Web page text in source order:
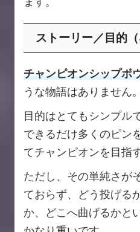
ストーリー／目的（
チャンピオンシップボ
うな物語はありません。
目的はとてもシンプル
できるだけ多くのピン
てチャンピオンを目指
ただし、その単純さが
ておらず、どう投げる
か、どこへ曲げるかと